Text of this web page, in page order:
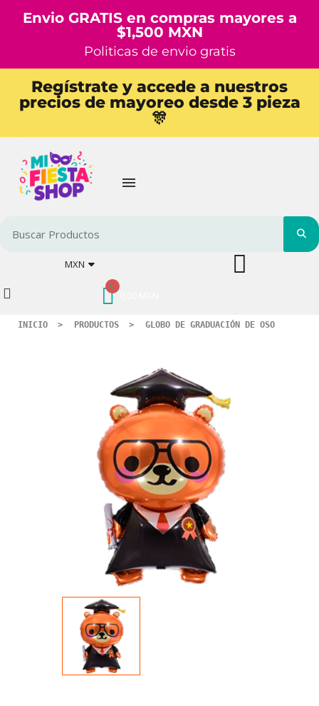
Envio GRATIS en compras mayores a
$1,500 MXN
Politicas de envio gratis
Regístrate y accede a nuestros
precios de mayoreo desde 3 pieza
🎊
MXN
INICIO PRODUCTOS GLOBO DE GRADUACIÓN DE OSO